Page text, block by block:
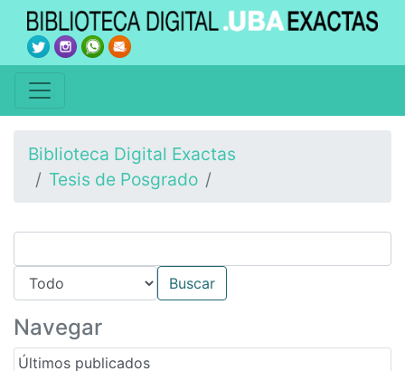
Biblioteca Digital Exactas
Tesis de Posgrado
Navegar
Últimos publicados